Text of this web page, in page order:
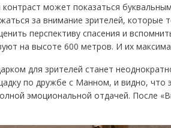
может показаться
за внимание зрителей,
перспективу спасения и
на высоте 600 метров. И их
для зрителей станет
по дружбе с Манном, и видно, что
эмоциональной отдачей. После